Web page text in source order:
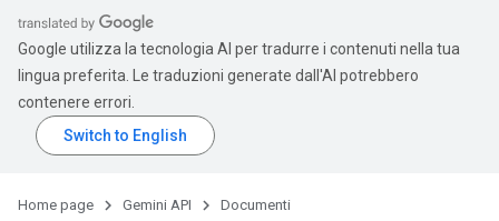
Google utilizza la tecnologia AI per tradurre i contenuti nella tua
lingua preferita. Le traduzioni generate dall'AI potrebbero
contenere errori.
Home page Gemini API Documenti